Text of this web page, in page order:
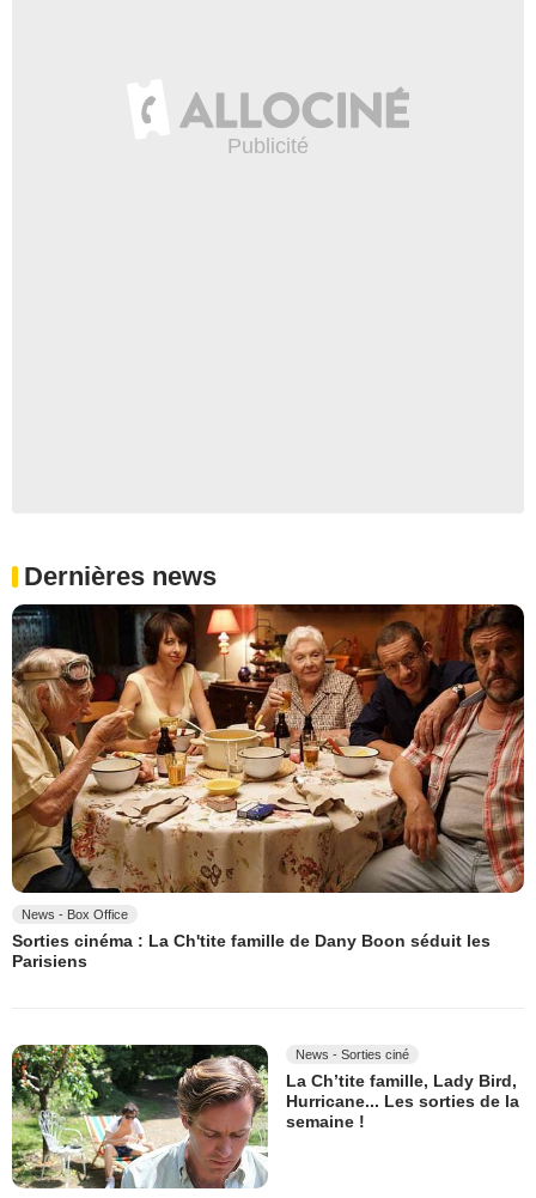
Dernières news
News - Box Office
Sorties cinéma : La Ch'tite famille de Dany Boon séduit les
Parisiens
News - Sorties ciné
La Ch’tite famille, Lady Bird,
Hurricane... Les sorties de la
semaine !